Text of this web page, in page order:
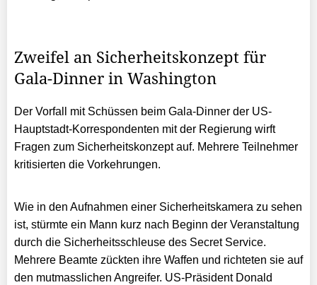
Zweifel an Sicherheitskonzept für
Gala-Dinner in Washington
Der Vorfall mit Schüssen beim Gala-Dinner der US-
Hauptstadt-Korrespondenten mit der Regierung wirft
Fragen zum Sicherheitskonzept auf. Mehrere Teilnehmer
kritisierten die Vorkehrungen.
Wie in den Aufnahmen einer Sicherheitskamera zu sehen
ist, stürmte ein Mann kurz nach Beginn der Veranstaltung
durch die Sicherheitsschleuse des Secret Service.
Mehrere Beamte zückten ihre Waffen und richteten sie auf
den mutmasslichen Angreifer. US-Präsident Donald